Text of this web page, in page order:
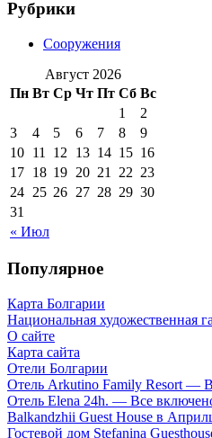
Рубрики
Сооружения
Август 2026
Пн Вт Ср Чт Пт Сб Вс
« Июл
1
2
3
4 5 6 7 8
9
10 11 12 13 14 15 16
17 18 19 20 21 22 23
24 25 26 27 28 29 30
31
Популярное
Карта Болгарии
Национальная художественная
О сайте
Карта сайта
Отели Болгарии
Отель Arkutino Family Resort —
Отель Elena 24h. — Все
Balkandzhii Guest House в
Гостевой дом Stefanina